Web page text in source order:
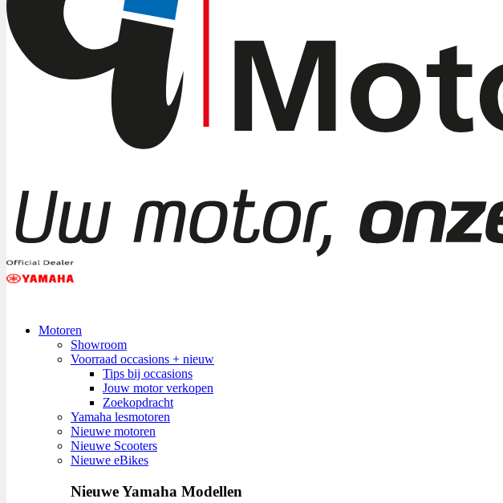
Motoren
Showroom
Voorraad occasions + nieuw
Tips bij occasions
Jouw motor verkopen
Zoekopdracht
Yamaha lesmotoren
Nieuwe motoren
Nieuwe Scooters
Nieuwe eBikes
Nieuwe Yamaha Modellen